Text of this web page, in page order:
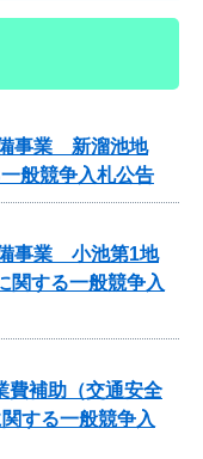
備事業 新溜池地
般競争入札公告
備事業 小池第1地
関する一般競争入
補助（交通安全
する一般競争入